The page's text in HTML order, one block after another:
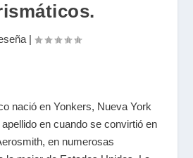
|
nació en Yonkers, Nueva York
en cuando se convirtió en
en numerosas